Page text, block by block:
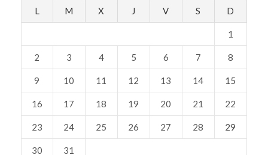
L M X J V S D
1
2 3 4 5 6 7 8
9 10 11 12 13 14 15
16 17 18 19 20 21 22
23 24 25 26 27 28 29
30
31